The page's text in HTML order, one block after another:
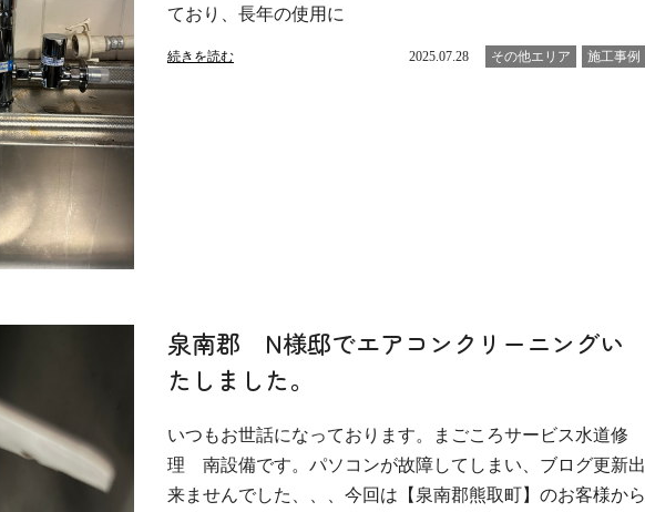
ており、長年の使用に
続きを読む 2025.07.28 その他エリア 施工事例
泉南郡 N様邸でエアコンクリーニングい
たしました。
いつもお世話になっております。まごころサービス水道修
理 南設備です。パソコンが故障してしまい、ブログ更新出
来ませんでした、、、今回は【泉南郡熊取町】のお客様から